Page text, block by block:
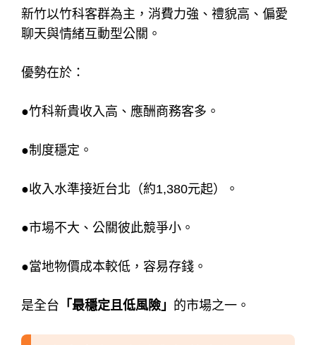
新竹以竹科客群為主， 消費力強、禮貌高、偏愛
聊天與情緒互動型公關。
優勢在於：
●竹科新貴收入高、應酬商務客多。
●制度穩定。
●收入水準接近台北（約1,380元起）。
●市場不大、公關彼此競爭小。
●當地物價成本較低，容易存錢。
是全台 「最穩定且低風險」 的市場之一。